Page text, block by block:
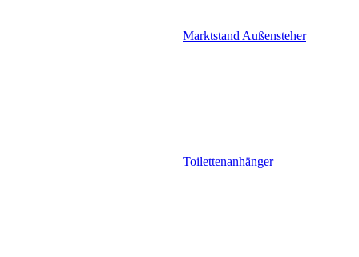
Marktstand Außensteher
Toilettenanhänger